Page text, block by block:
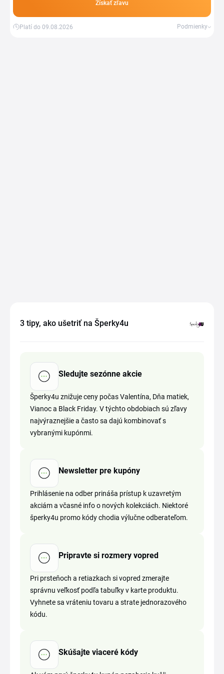
Získať zľavu
Platí do 09.08.2026 Podmienky
3 tipy, ako ušetriť na Šperky4u
Sledujte sezónne akcie
Šperky4u znižuje ceny počas Valentína, Dňa matiek,
Vianoc a Black Friday. V týchto obdobiach sú zľavy
najvýraznejšie a často sa dajú kombinovať s
vybranými kupónmi.
Newsletter pre kupóny
Prihlásenie na odber prináša prístup k uzavretým
akciám a včasné info o nových kolekciách. Niektoré
šperky4u promo kódy chodia výlučne odberateľom.
Pripravte si rozmery vopred
Pri prsteňoch a retiazkach si vopred zmerajte
správnu veľkosť podľa tabuľky v karte produktu.
Vyhnete sa vráteniu tovaru a strate jednorazového
kódu.
Skúšajte viaceré kódy